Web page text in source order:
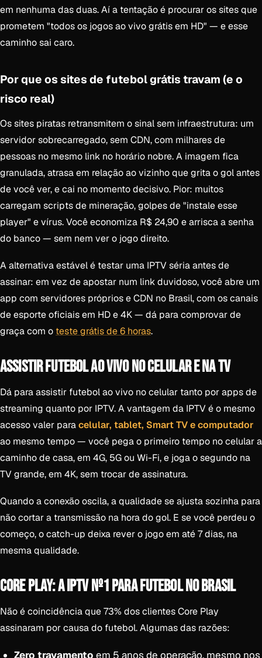
em nenhuma das duas. Aí a tentação é procurar os sites que
prometem "todos os jogos ao vivo grátis em HD" — e esse
caminho sai caro.
Por que os sites de futebol grátis travam (e o
risco real)
Os sites piratas retransmitem o sinal sem infraestrutura: um
servidor sobrecarregado, sem CDN, com milhares de
pessoas no mesmo link no horário nobre. A imagem fica
granulada, atrasa em relação ao vizinho que grita o gol antes
de você ver, e cai no momento decisivo. Pior: muitos
carregam scripts de mineração, golpes de "instale esse
player" e vírus. Você economiza R$ 24,90 e arrisca a senha
do banco — sem nem ver o jogo direito.
A alternativa estável é testar uma IPTV séria antes de
assinar: em vez de apostar num link duvidoso, você abre um
app com servidores próprios e CDN no Brasil, com os canais
de esporte oficiais em HD e 4K — dá para comprovar de
graça com o teste grátis de 6 horas.
ASSISTIR FUTEBOL AO VIVO NO CELULAR E NA TV
Dá para assistir futebol ao vivo no celular tanto por apps de
streaming quanto por IPTV. A vantagem da IPTV é o mesmo
acesso valer paracelular, tablet, Smart TV e computador
ao mesmo tempo — você pega o primeiro tempo no celular a
caminho de casa, em 4G, 5G ou Wi-Fi, e joga o segundo na
TV grande, em 4K, sem trocar de assinatura.
Quando a conexão oscila, a qualidade se ajusta sozinha para
não cortar a transmissão na hora do gol. E se você perdeu o
começo, o catch-up deixa rever o jogo em até 7 dias, na
mesma qualidade.
CORE PLAY: A IPTV Nº1 PARA FUTEBOL NO BRASIL
Não é coincidência que 73% dos clientes Core Play
assinaram por causa do futebol. Algumas das razões:
Zero travamento em 5 anos de operação, mesmo nos